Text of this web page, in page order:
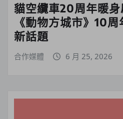
貓空纜車20周年暖
《動物方城市》10
新話題
合作媒體 6 月 25, 2026